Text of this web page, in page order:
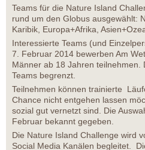
Teams für die Nature Island
rund um den Globus ausgewählt:
Karibik, Europa+Afrika,
Interessierte Teams (und
7. Februar 2014 bewerben Am
Männer ab 18 Jahren teilnehmen.
Teams begrenzt.
Teilnehmen können trainierte
Chance nicht entgehen lassen
sozial gut vernetzt sind. Die
Februar bekannt gegeben.
Die Nature Island Challenge wird
Social Media Kanälen begleitet.